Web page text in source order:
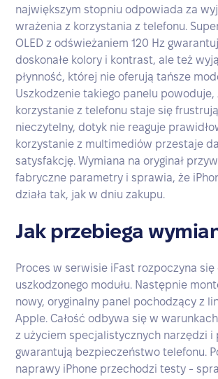
największym stopniu odpowiada za
wrażenia z korzystania z telefonu.
OLED z odświeżaniem 120 Hz
doskonałe kolory i kontrast, ale też
płynność, której nie oferują tańsze
Uszkodzenie takiego panelu powoduje,
korzystanie z telefonu staje się
nieczytelny, dotyk nie reaguje
korzystanie z multimediów przestaje
satysfakcję. Wymiana na oryginał
fabryczne parametry i sprawia, że
działa tak, jak w dniu zakupu.
Jak przebiega
Proces w serwisie iFast rozpoczyna
uszkodzonego modułu. Następnie
nowy, oryginalny panel pochodzący z
Apple. Całość odbywa się w
z użyciem specjalistycznych narzędzi i
gwarantują bezpieczeństwo telefonu.
naprawy iPhone przechodzi testy -